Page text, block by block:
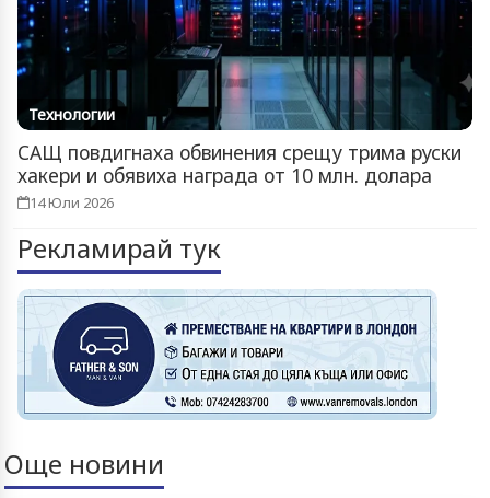
Технологии
САЩ повдигнаха обвинения срещу трима руски
хакери и обявиха награда от 10 млн. долара
14 Юли 2026
Рекламирай тук
Още новини